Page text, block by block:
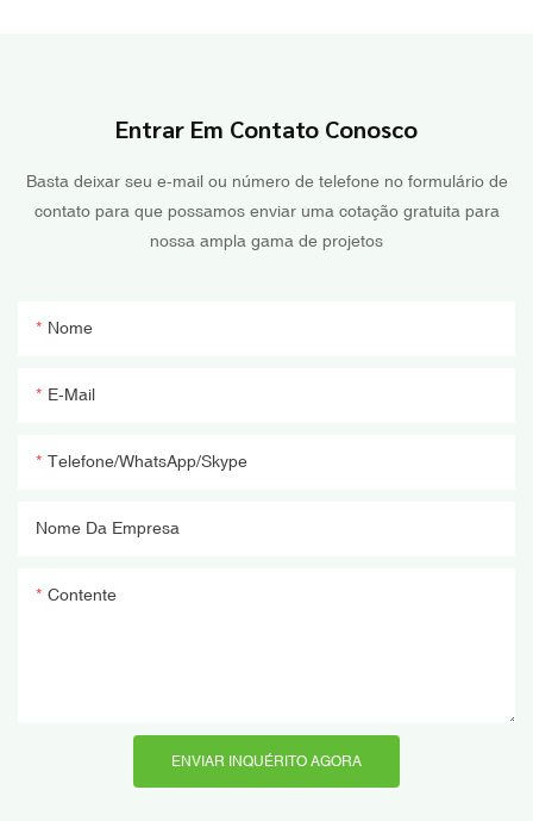
Entrar Em Contato Conosco
Basta deixar seu e-mail ou número de telefone no formulário de
contato para que possamos enviar uma cotação gratuita para
nossa ampla gama de projetos
Nome
E-Mail
Telefone/WhatsApp/Skype
Nome Da Empresa
Contente
ENVIAR INQUÉRITO AGORA